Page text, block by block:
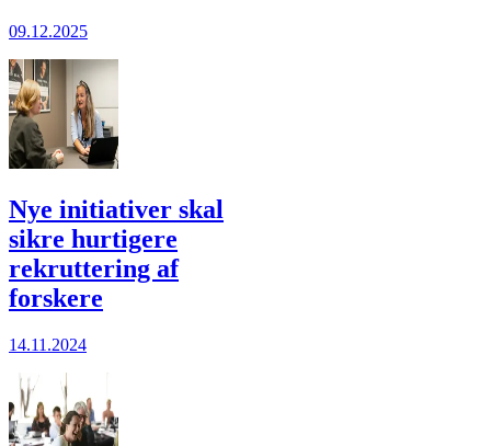
09.12.2025
Nye initiativer skal
sikre hurtigere
rekruttering af
forskere
14.11.2024